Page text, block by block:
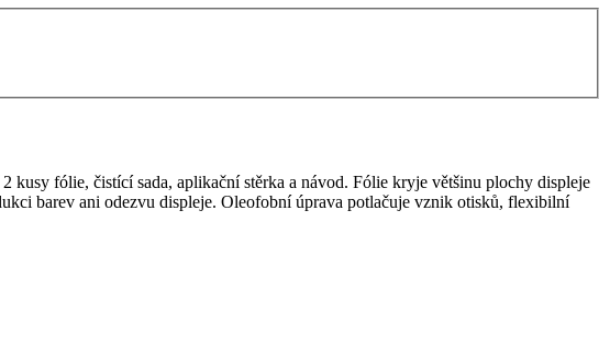
fólie, čistící sada, aplikační stěrka a návod. Fólie kryje většinu plochy displeje
barev ani odezvu displeje. Oleofobní úprava potlačuje vznik otisků, flexibilní